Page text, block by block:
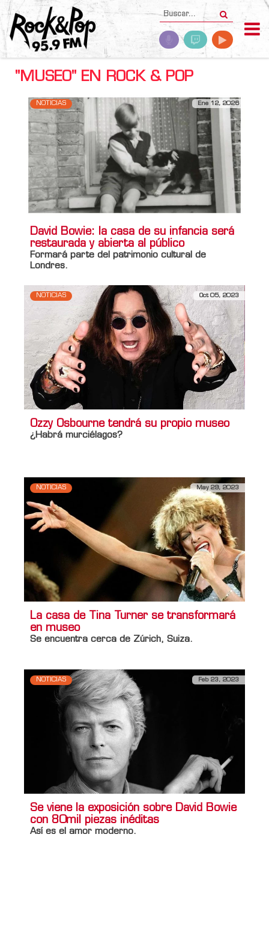
"MUSEO" EN ROCK & POP
NOTICIAS Ene 12, 2026
David Bowie: la casa de su infancia será
restaurada y abierta al público
Formará parte del patrimonio cultural de
Londres.
NOTICIAS Oct 05, 2023
Ozzy Osbourne tendrá su propio museo
¿Habrá murciélagos?
NOTICIAS May 29, 2023
La casa de Tina Turner se transformará
en museo
Se encuentra cerca de Zúrich, Suiza.
NOTICIAS Feb 23, 2023
Se viene la exposición sobre David Bowie
con 80mil piezas inéditas
Así es el amor moderno.